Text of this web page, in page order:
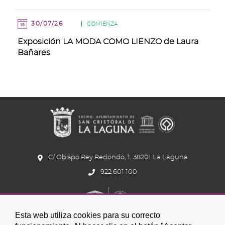
Esta web utiliza cookies para su correcto
30/07/26 COMIENZA
Exposición LA MODA COMO LIENZO de Laura
Bañares
C/ Obispo Rey Redondo, 1. 38201 La Laguna
922 601 100